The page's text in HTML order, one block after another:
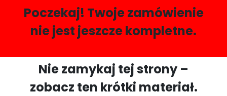
Poczekaj! Twoje zamówienie
nie jest jeszcze kompletne.
Nie zamykaj tej strony –
zobacz ten krótki materiał.